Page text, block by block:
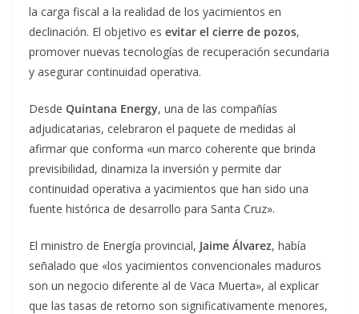
la carga fiscal a la realidad de los yacimientos en
declinación. El objetivo es evitar el cierre de pozos,
promover nuevas tecnologías de recuperación secundaria
y asegurar continuidad operativa.
Desde Quintana Energy, una de las compañías
adjudicatarias, celebraron el paquete de medidas al
afirmar que conforma «un marco coherente que brinda
previsibilidad, dinamiza la inversión y permite dar
continuidad operativa a yacimientos que han sido una
fuente histórica de desarrollo para Santa Cruz».
El ministro de Energía provincial, Jaime Álvarez, había
señalado que «los yacimientos convencionales maduros
son un negocio diferente al de Vaca Muerta», al explicar
que las tasas de retorno son significativamente menores,